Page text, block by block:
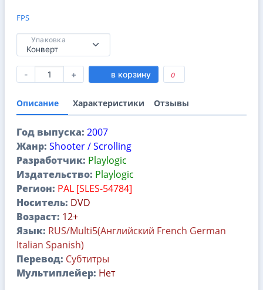
FPS
Упаковка
- + в корзину 0
Описание Характеристики Отзывы
Год выпуска: 2007
Жанр: Shooter / Scrolling
Разработчик: Playlogic
Издательство: Playlogic
Регион: PAL [SLES-54784]
Носитель: DVD
Возраст: 12+
Язык: RUS/Multi5(Английский French German
Italian Spanish)
Перевод: Субтитры
Мультиплейер: Нет